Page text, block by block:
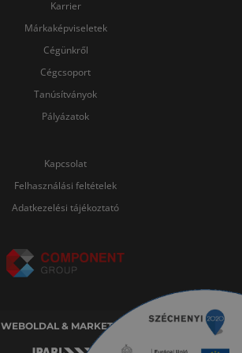
Karrier
Márkaképviseletek
Cégünkről
Cégcsoport
Tanúsítványok
Pályázatok
Kapcsolat
Felhasználási feltételek
Adatkezelési tájékoztató
WEBOLDAL & MARKETING